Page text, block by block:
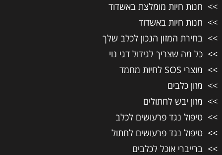
חנות חיות מומלצת באשדוד
חנות חיות באשדוד
בחירת המזון הנכון לכלב שלך
כל מה שצריך לגידול דגי נוי
מוצרי SOS לחיות מחמד
מזון כלבים
מזון יבש לחתולים
טיפול נגד פרעושים לכלב
טיפול נגד פרעושים לחתול
ברייברי אוכל לכלבים